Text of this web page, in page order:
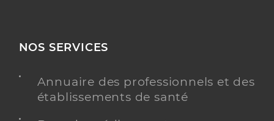
NOS SERVICES
Annuaire des professionnels et des
établissements de santé